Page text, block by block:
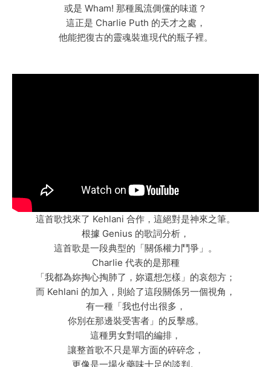
或是 Wham! 那種風流倜儻的味道？
這正是 Charlie Puth 的天才之處，
他能把復古的靈魂裝進現代的瓶子裡。
這首歌找來了 Kehlani 合作，這絕對是神來之筆。
根據 Genius 的歌詞分析，
這首歌是一段典型的「關係權力鬥爭」。
Charlie 代表的是那種
「我都為妳掏心掏肺了，妳還想怎樣」的哀怨方；
而 Kehlani 的加入，則給了這段關係另一個視角，
有一種「我也付出很多，
你別在那邊裝受害者」的反擊感。
這種男女對唱的編排，
讓整首歌不只是單方面的碎碎念，
更像是一場火藥味十足的談判。